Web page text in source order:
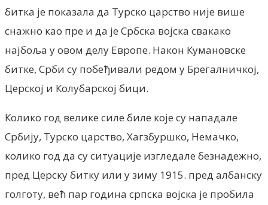
битка је показала да Турско царство није више
снажно као пре и да је Србска војска свакако
најбоља у овом делу Европе. Након Кумановске
битке, Срби су побеђивали редом у Брегалничкој,
Церској и Колубарској бици.
Колико год велике силе биле које су нападале
Србију, Турско царство, Хагзбуршко, Немачко,
колико год да су ситуације изгледале безнадежно,
пред Церску битку или у зиму 1915. пред албанску
голготу, већ пар година српска војска је пробила